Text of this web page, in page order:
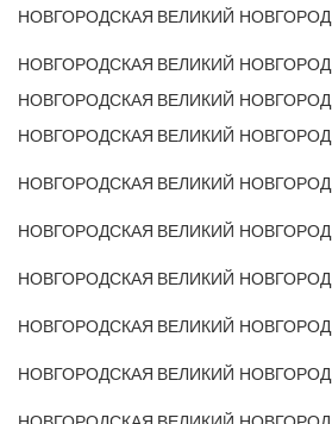
НОВГОРОДСКАЯ ВЕЛИКИЙ НОВГОРОД
НОВГОРОДСКАЯ ВЕЛИКИЙ НОВГОРОД
НОВГОРОДСКАЯ ВЕЛИКИЙ НОВГОРОД
НОВГОРОДСКАЯ ВЕЛИКИЙ НОВГОРОД
НОВГОРОДСКАЯ ВЕЛИКИЙ НОВГОРОД
НОВГОРОДСКАЯ ВЕЛИКИЙ НОВГОРОД
НОВГОРОДСКАЯ ВЕЛИКИЙ НОВГОРОД
НОВГОРОДСКАЯ ВЕЛИКИЙ НОВГОРОД
НОВГОРОДСКАЯ ВЕЛИКИЙ НОВГОРОД